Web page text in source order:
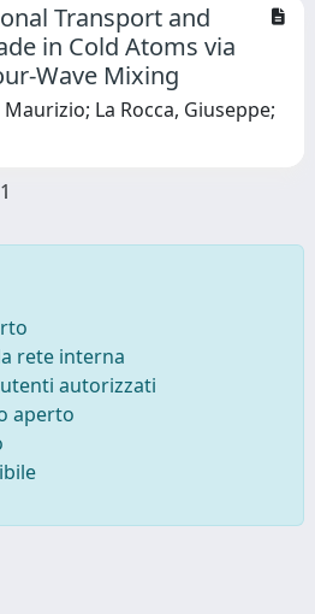
Transport and
in Cold Atoms via
Wave Mixing
La Rocca, Giuseppe;
rete interna
autorizzati
aperto